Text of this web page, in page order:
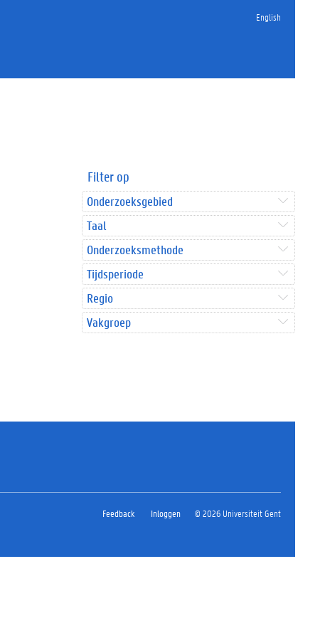
English
Filter op
Onderzoeksgebied
Taal
Onderzoeksmethode
Tijdsperiode
Regio
Vakgroep
Feedback Inloggen © 2026 Universiteit Gent